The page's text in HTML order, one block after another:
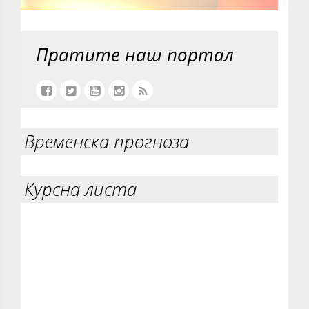
Пратите наш портал
Временска прогноза
Курсна листа